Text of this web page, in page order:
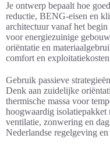
Je ontwerp bepaalt hoe
reductie, BENG-eisen en
architectuur vanaf het
voor energiezuinige
oriëntatie en
comfort en
Gebruik passieve
Denk aan zuidelijke
thermische massa voor
hoogwaardig
ventilatie, zonwering en
Nederlandse regelgeving